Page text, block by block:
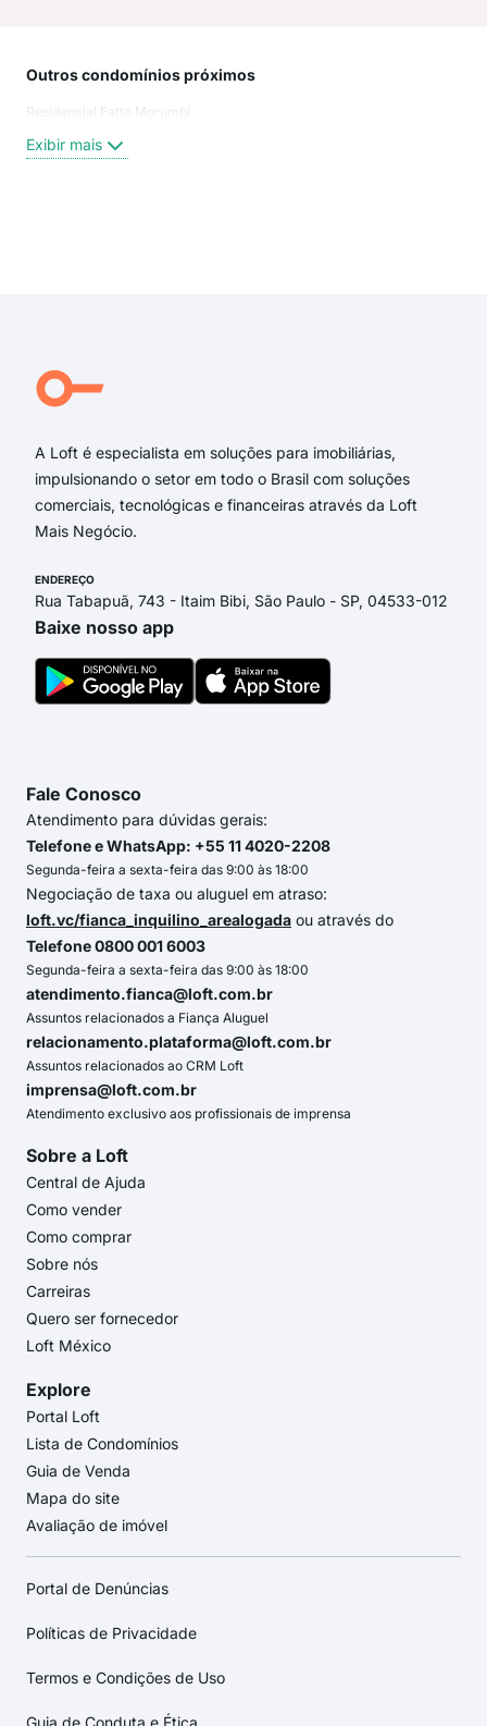
Outros condomínios próximos
Residencial Fatto Morumbi
Exibir mais
A Loft é especialista em soluções para imobiliárias,
impulsionando o setor em todo o Brasil com soluções
comerciais, tecnológicas e financeiras através da Loft
Mais Negócio.
ENDEREÇO
Rua Tabapuã, 743 - Itaim Bibi, São Paulo - SP, 04533-012
Baixe nosso app
Fale Conosco
Atendimento para dúvidas gerais:
Telefone e WhatsApp: +55 11 4020-2208
Segunda-feira a sexta-feira das 9:00 às 18:00
Negociação de taxa ou aluguel em atraso:
loft.vc/fianca_inquilino_arealogada ou através do
Telefone 0800 001 6003
Segunda-feira a sexta-feira das 9:00 às 18:00
atendimento.fianca@loft.com.br
Assuntos relacionados a Fiança Aluguel
relacionamento.plataforma@loft.com.br
Assuntos relacionados ao CRM Loft
imprensa@loft.com.br
Atendimento exclusivo aos profissionais de imprensa
Sobre a Loft
Central de Ajuda
Como vender
Como comprar
Sobre nós
Carreiras
Quero ser fornecedor
Loft México
Explore
Portal Loft
Lista de Condomínios
Guia de Venda
Mapa do site
Avaliação de imóvel
Portal de Denúncias
Políticas de Privacidade
Termos e Condições de Uso
Guia de Conduta e Ética